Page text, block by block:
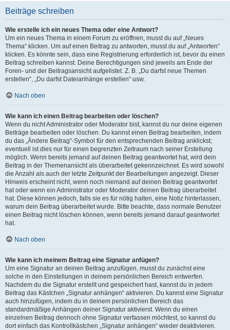
Beiträge schreiben
Wie erstelle ich ein neues Thema oder eine Antwort?
Um ein neues Thema in einem Forum zu eröffnen, musst du auf „Neues
Thema“ klicken. Um auf einen Beitrag zu antworten, musst du auf „Antworten“
klicken. Es könnte sein, dass eine Registrierung erforderlich ist, bevor du einen
Beitrag schreiben kannst. Deine Berechtigungen sind jeweils am Ende der
Foren- und der Beitragsansicht aufgelistet. Z. B. „Du darfst neue Themen
erstellen“, „Du darfst Dateianhänge erstellen“ usw.
Nach oben
Wie kann ich einen Beitrag bearbeiten oder löschen?
Wenn du nicht Administrator oder Moderator bist, kannst du nur deine eigenen
Beiträge bearbeiten oder löschen. Du kannst einen Beitrag bearbeiten, indem
du das „Ändere Beitrag“-Symbol für den entsprechenden Beitrag anklickst;
eventuell ist dies nur für einen begrenzten Zeitraum nach seiner Erstellung
möglich. Wenn bereits jemand auf deinen Beitrag geantwortet hat, wird dein
Beitrag in der Themenansicht als überarbeitet gekennzeichnet. Es wird sowohl
die Anzahl als auch der letzte Zeitpunkt der Bearbeitungen angezeigt. Dieser
Hinweis erscheint nicht, wenn noch niemand auf deinen Beitrag geantwortet
hat oder wenn ein Administrator oder Moderator deinen Beitrag überarbeitet
hat. Diese können jedoch, falls sie es für nötig halten, eine Notiz hinterlassen,
warum dein Beitrag überarbeitet wurde. Bitte beachte, dass normale Benutzer
einen Beitrag nicht löschen können, wenn bereits jemand darauf geantwortet
hat.
Nach oben
Wie kann ich meinem Beitrag eine Signatur anfügen?
Um eine Signatur an deinen Beitrag anzufügen, musst du zunächst eine
solche in den Einstellungen in deinem persönlichen Bereich entwerfen.
Nachdem du die Signatur erstellt und gespeichert hast, kannst du in jedem
Beitrag das Kästchen „Signatur anhängen“ aktivieren. Du kannst eine Signatur
auch hinzufügen, indem du in deinem persönlichen Bereich das
standardmäßige Anhängen deiner Signatur aktivierst. Wenn du einen
einzelnen Beitrag dennoch ohne Signatur verfassen möchtest, so kannst du
dort einfach das Kontrollkästchen „Signatur anhängen“ wieder deaktivieren.